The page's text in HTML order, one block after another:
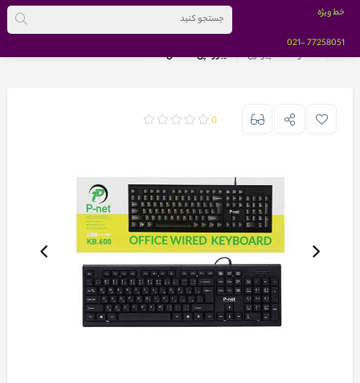
خط ویژه
77258051
-021
خانه
محصولات کامپیوتری کیبورد پی نت مدل KB-600
0